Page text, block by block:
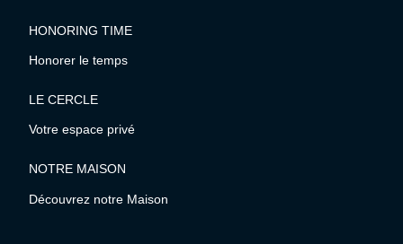
HONORING TIME
Honorer le temps
LE CERCLE
Votre espace privé
NOTRE MAISON
Découvrez notre Maison